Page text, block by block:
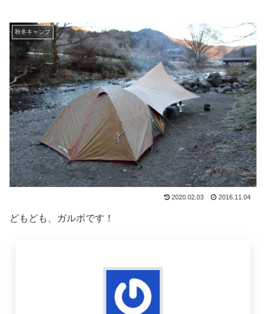
秋冬キャンプ
2020.02.03 2016.11.04
どもども、ガルボです！